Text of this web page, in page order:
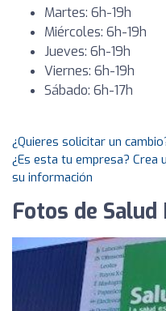
Martes: 6h-19h
Miércoles: 6h-19h
Jueves: 6h-19h
Viernes: 6h-19h
Sábado: 6h-17h
¿Quieres solicitar un
¿Es esta tu empresa?
su información
Fotos de Salud